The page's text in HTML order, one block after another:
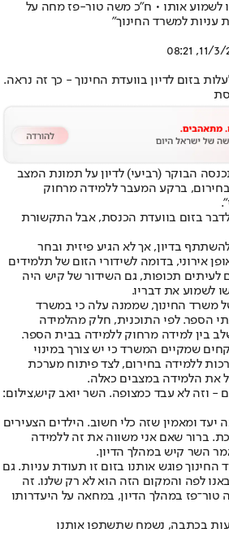
לשמוע אותו • ח"כ משה טור-פז מחה על
עניות למשרד החינוך"
11/3/
בזום לדיון בוועדת החינוך - כך זה נראה.
הבוקר (רביעי) לדיון על תמונת המצב
ברקע המעבר ללמידה מרחוק
בזום בוועדת הכנסת, אבל התקשורת
בדיון, אך לא הגיע פיזית ובחר
אירוני, בדומה לשידורי הזום של תלמידים
לעיתים תכופות, גם השידור של קיש היה
לשמוע את דבריו.
משרד החינוך, שממנה עלה כי במשרד
הספר. לפי התוכנית, חלק מהלמידה
בין למידה מרחוק ללמידה בבית הספר.
שמקיים המשרד כי יש צורך במינוי
ללמידה בחירום, לצד פיתוח מערכת
את הלמידה במצבים כאלה.
- וזה לא עבד כמצופה. השר יואב קיש,צילום:
יעד ומאמין שזה כלי חשוב. הילדים הצעירים
ברור שאם אני משווה את זה ללמידה
השר קיש במהלך הדיון.
פוגש אותנו בזום זו תעודת עניות. גם
לפה והמקום הזה הוא לא רק שלנו. זה
במהלך הדיון, במחאה על היעדרותו
בכתבה, נשמח שתשתפו אותנו